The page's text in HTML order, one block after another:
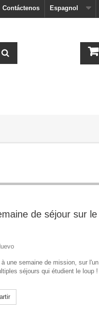
Espagnol
Contáctenos
de séjour sur le
à une semaine de mission, sur l'un
séjours qui étudient le loup !